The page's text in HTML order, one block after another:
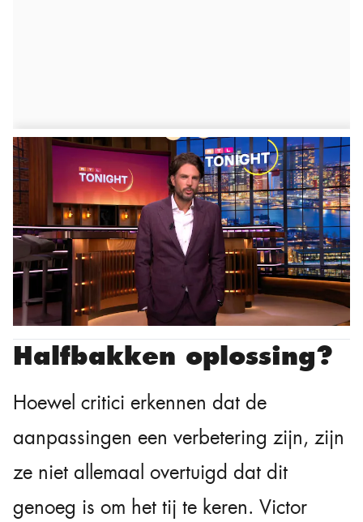
Halfbakken oplossing?
Hoewel critici erkennen dat de
aanpassingen een verbetering zijn, zijn
ze niet allemaal overtuigd dat dit
genoeg is om het tij te keren. Victor